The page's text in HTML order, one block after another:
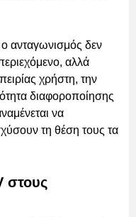
ανταγωνισμός δεν
αλλά
χρήστη, την
διαφοροποίησης
να
τη θέση τους τα
στους